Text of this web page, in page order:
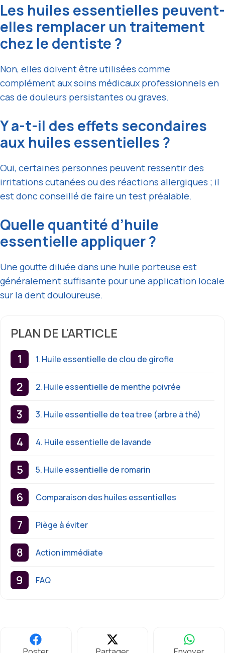
Les huiles essentielles peuvent-
elles remplacer un traitement
chez le dentiste ?
Non, elles doivent être utilisées comme
complément aux soins médicaux professionnels en
cas de douleurs persistantes ou graves.
Y a-t-il des effets secondaires
aux huiles essentielles ?
Oui, certaines personnes peuvent ressentir des
irritations cutanées ou des réactions allergiques ; il
est donc conseillé de faire un test préalable.
Quelle quantité d’huile
essentielle appliquer ?
Une goutte diluée dans une huile porteuse est
généralement suffisante pour une application locale
sur la dent douloureuse.
PLAN DE L'ARTICLE
1. Huile essentielle de clou de girofle
2. Huile essentielle de menthe poivrée
3. Huile essentielle de tea tree (arbre à thé)
4. Huile essentielle de lavande
5. Huile essentielle de romarin
Comparaison des huiles essentielles
Piège à éviter
Action immédiate
FAQ